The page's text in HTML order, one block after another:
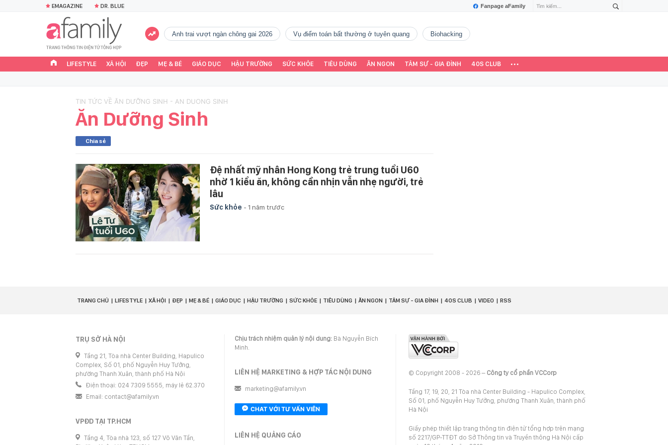
Fanpage aFamily
EMAGAZINE DR. BLUE
Anh trai vượt ngàn chông gai 2026 vụ điểm toán bất thường ở tuyên quang Biohacking
LIFESTYLE XÃ HỘI ĐẸP MẸ & BÉ GIÁO DỤC HẬU TRƯỜNG SỨC KHỎE TIÊU DÙNG ĂN NGON TÂM SỰ - GIA ĐÌNH 40S CLUB
TIN TỨC VỀ ĂN DƯỠNG SINH - AN DUONG SINH
Ăn Dưỡng Sinh
Chia sẻ
Đệ nhất mỹ nhân Hong Kong trẻ trung tuổi U60
nhờ 1 kiểu ăn, không cần nhịn vẫn nhẹ người, trẻ
lâu
Sức khỏe - 1 năm trước
TRANG CHỦ LIFESTYLE XÃ HỘI ĐẸP MẸ & BÉ GIÁO DỤC HẬU TRƯỜNG SỨC KHỎE TIÊU DÙNG ĂN NGON TÂM SỰ - GIA ĐÌNH 40S CLUB VIDEO RSS
TRỤ SỞ HÀ NỘI
Tầng 21, Tòa nhà Center Building, Hapulico
Complex, Số 01, phố Nguyễn Huy Tưởng,
phường Thanh Xuân, thành phố Hà Nội
Điện thoại: 024 7309 5555, máy lẻ 62.370
Email: contact@afamily.vn
VPĐD TẠI TP.HCM
Tầng 4, Tòa nhà 123, số 127 Võ Văn Tần,
Chịu trách nhiệm quản lý nội dung: Bà Nguyễn Bích
Minh.
LIÊN HỆ MARKETING & HỢP TÁC NỘI DUNG
marketing@afamily.vn
CHAT VỚI TƯ VẤN VIÊN
LIÊN HỆ QUẢNG CÁO
© Copyright 2008 - 2026 – Công ty cổ phần VCCorp
Tầng 17, 19, 20, 21 Tòa nhà Center Building - Hapulico Complex,
Số 01, phố Nguyễn Huy Tưởng, phường Thanh Xuân, thành phố
Hà Nội
Giấy phép thiết lập trang thông tin điện tử tổng hợp trên mạng
số 2217/GP-TTĐT do Sở Thông tin và Truyền thông Hà Nội cấp